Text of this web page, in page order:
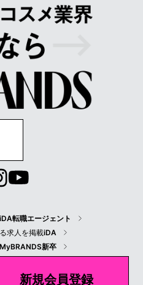
新規会員登録
iDA転職エージェント
求人を掲載iDA
MyBRANDS新卒
会社情報